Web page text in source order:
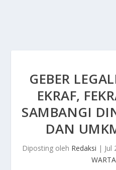
GEBER
EKRAF,
SAMBANGI
DAN
Diposting oleh Redaksi | Jul
WARTA